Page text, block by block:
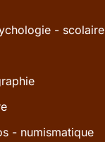
- scolaire
- numismatique